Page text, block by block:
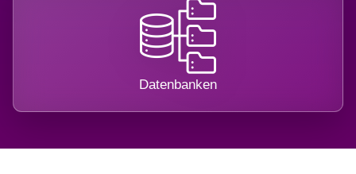
Datenbanken